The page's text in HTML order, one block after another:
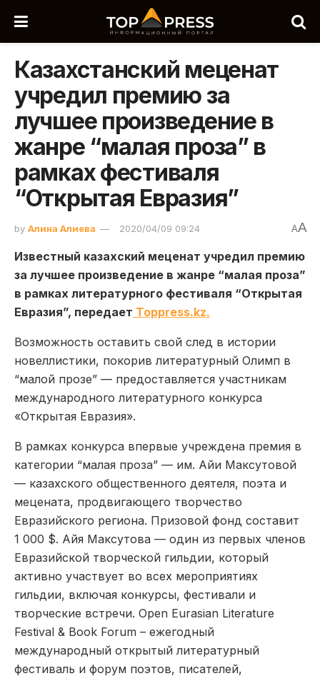
Казахстанский меценат
учредил премию за
лучшее произведение в
жанре “малая проза” в
рамках фестиваля
“Открытая Евразия”
by Алина Алиева 2020/04/09 09:24 AA
Известный казахский меценат учредил премию
за лучшее произведение в жанре “малая проза”
в рамках литературного фестиваля “Открытая
Евразия”, передает Toppress.kz.
Возможность оставить свой след в истории
новеллистики, покорив литературный Олимп в
“малой прозе” — предоставляется участникам
международного литературного конкурса
«Открытая Евразия».
В рамках конкурса впервые учреждена премия в
категории “малая проза” — им. Айи Максутовой
— казахского общественного деятеля, поэта и
мецената, продвигающего творчество
Евразийского региона. Призовой фонд составит
1 000 $. Айя Максутова — один из первых членов
Евразийской творческой гильдии, который
активно участвует во всех мероприятиях
гильдии, включая конкурсы, фестивали и
творческие встречи. Open Eurasian Literature
Festival & Book Forum – ежегодный
международный открытый литературный
фестиваль и форум поэтов, писателей,